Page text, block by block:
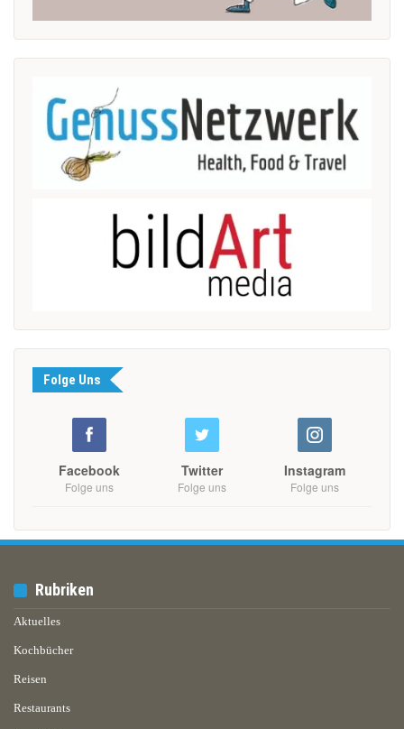
Folge Uns
Facebook
Folge uns
Twitter
Folge uns
Instagram
Folge uns
Rubriken
Aktuelles
Kochbücher
Reisen
Restaurants